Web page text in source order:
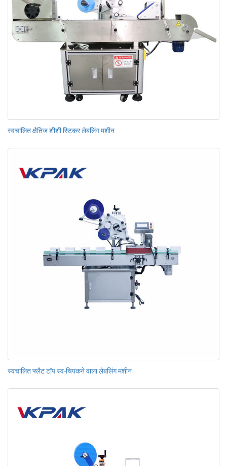
स्वचालित क्षैतिज शीशी स्टिकर लेबलिंग मशीन
स्वचालित फ्लैट टॉप स्व-चिपकने वाला लेबलिंग मशीन